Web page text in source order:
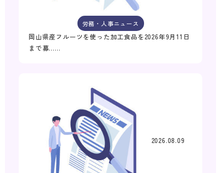
労務・人事ニュース
岡山県産フルーツを使った加工食品を2026年9月11日
まで募……
2026.08.09